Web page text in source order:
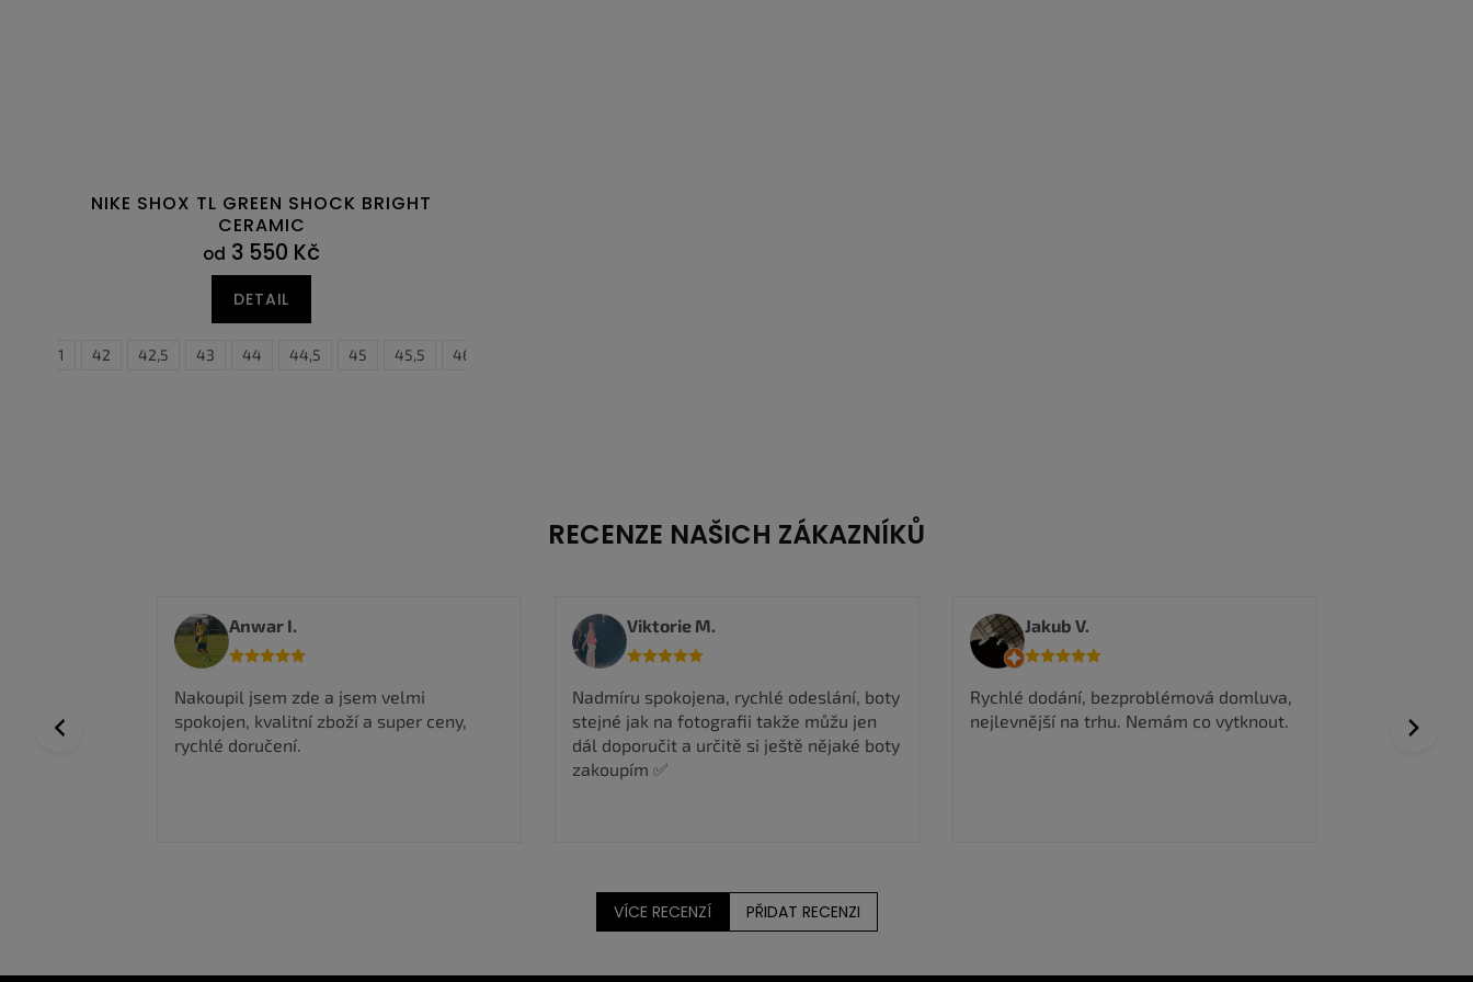
NIKE SHOX TL GREEN SHOCK BRIGHT
CERAMIC
od 3 550 Kč
DETAIL
41 42 42,5 43 44 44,5 45 45,5 46
RECENZE NAŠICH ZÁKAZNÍKŮ
Previous
Anwar I.
Nakoupil jsem zde a jsem velmi
spokojen, kvalitní zboží a super ceny,
rychlé doručení.
Viktorie M.
Nadmíru spokojena, rychlé odeslání, boty
stejné jak na fotografii takže můžu jen
dál doporučit a určitě si ještě nějaké boty
zakoupím ✅
Jakub V.
Rychlé dodání, bezproblémová domluva,
nejlevnější na trhu. Nemám co vytknout.
vyřízení
Dobrá
Next
VÍCE RECENZÍ PŘIDAT RECENZI